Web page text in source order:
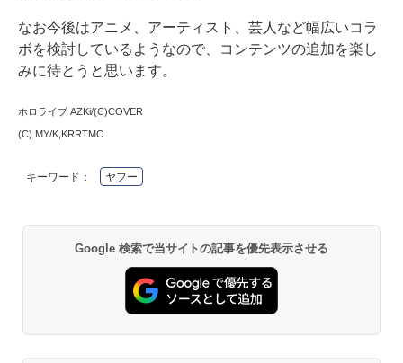
なお今後はアニメ、アーティスト、芸人など幅広いコラ
ボを検討しているようなので、コンテンツの追加を楽し
みに待とうと思います。
ホロライブ AZKi/(C)COVER
(C) MY/K,KRRTMC
キーワード： ヤフー
Google 検索で当サイトの記事を優先表示させる